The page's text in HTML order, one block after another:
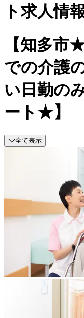
ト求人情
【知多市
での介護
い日勤の
ート★】
全て表示